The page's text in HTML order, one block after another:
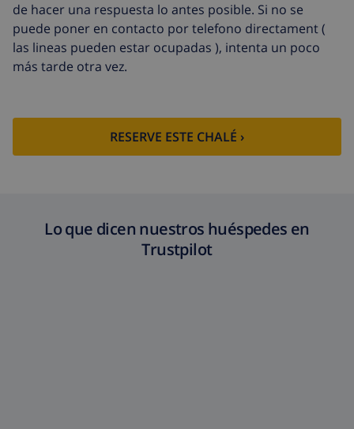
Salida tardía
113,75 US$
Limpieza
extra
basado en consumo de energía
(52,77 US$/HOUR)
de hacer una respuesta lo antes posible. Si no se
puede poner en contacto por telefono directament (
las lineas pueden estar ocupadas ), intenta un poco
más tarde otra vez.
RESERVE ESTE CHALÉ ›
Lo que dicen nuestros huéspedes en
Trustpilot